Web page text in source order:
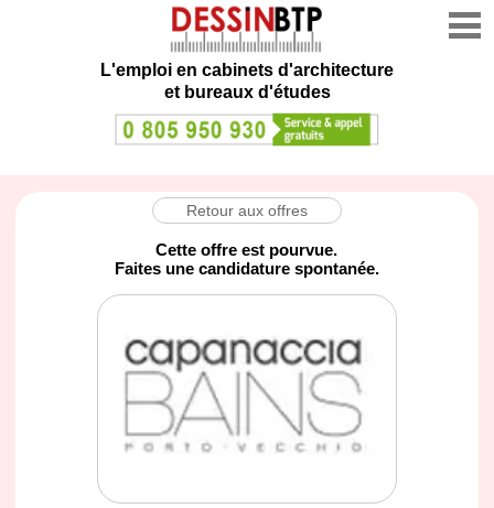
L'emploi en cabinets d'architecture
et bureaux d'études
Retour aux offres
Cette offre est pourvue.
Faites une candidature spontanée.